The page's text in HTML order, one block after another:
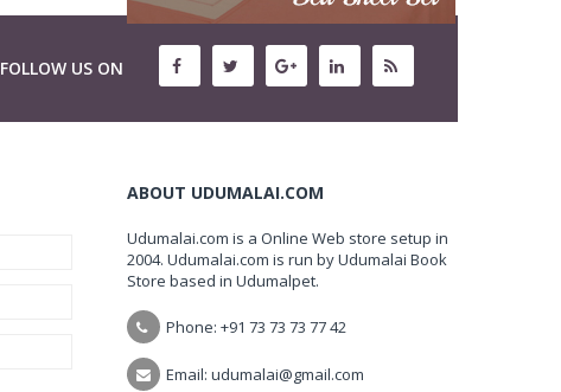
FOLLOW US ON
ABOUT UDUMALAI.COM
Udumalai.com is a Online Web store setup in
2004. Udumalai.com is run by Udumalai Book
Store based in Udumalpet.
Phone: +91 73 73 73 77 42
Email: udumalai@gmail.com